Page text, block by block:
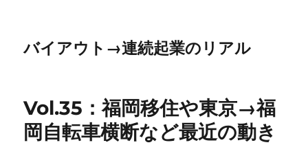
バイアウト→連続起業のリアル
Vol.35：福岡移住や東京→福
岡自転車横断など最近の動き